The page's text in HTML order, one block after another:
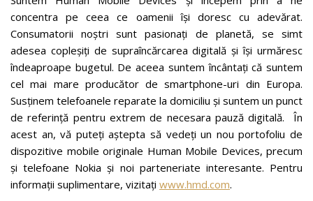
concentra pe ceea ce oamenii își doresc cu adevărat.
Consumatorii noștri sunt pasionați de planetă, se simt
adesea copleșiți de supraîncărcarea digitală și își urmăresc
îndeaproape bugetul. De aceea suntem încântați că suntem
cel mai mare producător de smartphone-uri din Europa.
Susținem telefoanele reparate la domiciliu și suntem un punct
de referință pentru extrem de necesara pauză digitală. În
acest an, vă puteți aștepta să vedeți un nou portofoliu de
dispozitive mobile originale Human Mobile Devices, precum
și telefoane Nokia și noi parteneriate interesante. Pentru
informații suplimentare, vizitați www.hmd.com.